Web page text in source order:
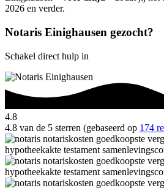
2026 en verder.
Notaris Einighausen gezocht?
Schakel direct hulp in
4.8
4.8 van de 5 sterren (gebaseerd op 174